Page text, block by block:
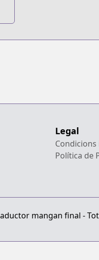
Legal
Política de
mangan final -